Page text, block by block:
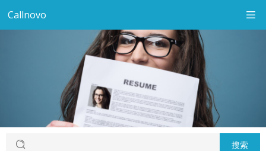
Callnovo
搜索